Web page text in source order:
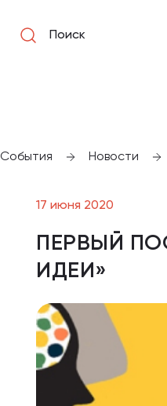
Поиск
События Новости
17 июня 2020
ПЕРВЫЙ
ИДЕИ»